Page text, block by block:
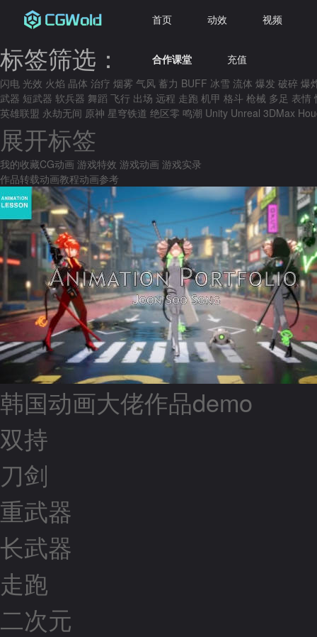
首页 动效 视频
合作课堂 充值
标签筛选：
闪电 光效 火焰 晶体 治疗 烟雾 气风 蓄力 BUFF 冰雪 流体 爆发 破碎 爆
武器 短武器 软兵器 舞蹈 飞行 出场 远程 走跑 机甲 格斗 枪械 多足 表情
英雄联盟 永劫无间 原神 星穹铁道 绝区零 鸣潮 Unity Unreal 3DMax
展开标签
我的收藏CG动画 游戏特效 游戏动画 游戏实录
作品转载动画教程动画参考
韩国动画大佬作品demo
双持
刀剑
重武器
长武器
走跑
二次元